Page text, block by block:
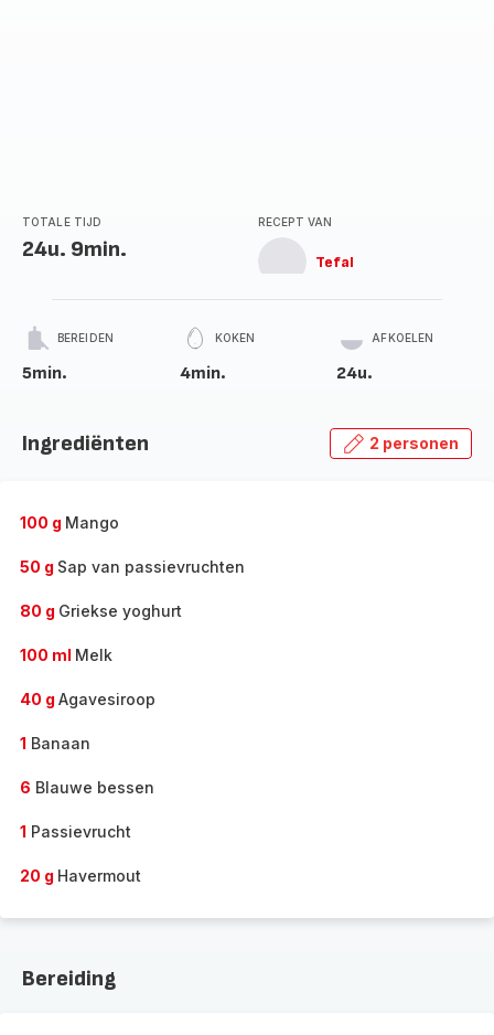
TOTALE TIJD
24u. 9min.
RECEPT VAN
Tefal
BEREIDEN
5min.
KOKEN
4min.
AFKOELEN
24u.
Ingrediënten 2 personen
100 g Mango
50 g Sap van passievruchten
80 g Griekse yoghurt
100 ml Melk
40 g Agavesiroop
1 Banaan
6 Blauwe bessen
1 Passievrucht
20 g Havermout
Bereiding